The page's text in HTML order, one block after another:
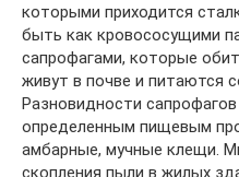
которыми приходится
быть как кровососущими
сапрофагами, которые
живут в почве и питаются
Разновидности
определенным пищевым
амбарные, мучные клещи.
скопления пыли в жилых